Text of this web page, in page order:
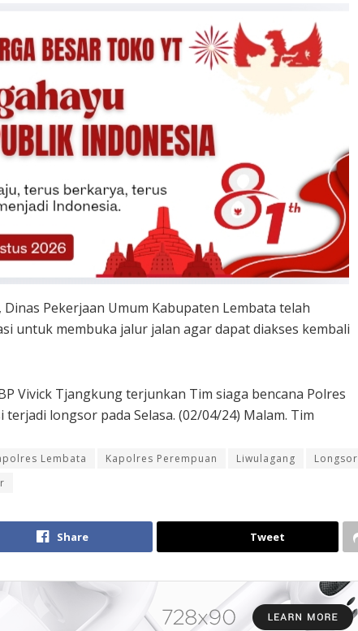
Pekerjaan Umum Kabupaten Lembata telah
untuk membuka jalur jalan agar dapat diakses kembali
Vivick Tjangkung terjunkan Tim siaga bencana Polres
longsor pada Selasa. (02/04/24) Malam. Tim
Lembata Kapolres Perempuan Liwulagang
Longsor
Share Tweet